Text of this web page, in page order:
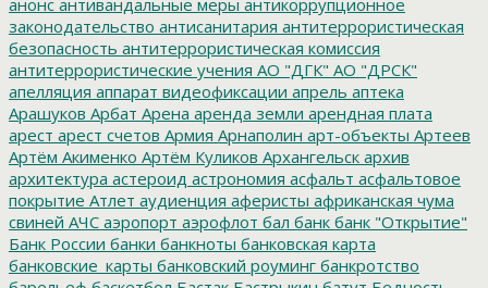
законодательство антисанитария антитеррористическая
безопасность антитеррористическая комиссия
антитеррористические учения АО "ДГК" АО "ДРСК"
апелляция аппарат видеофиксации апрель аптека
Арашуков Арбат Арена аренда земли арендная плата
арест арест счетов Армия Арнаполин арт-объекты Артеев
Артём Акименко Артём Куликов Архангельск архив
архитектура астероид астрономия асфальт асфальтовое
покрытие Атлет аудиенция аферисты африканская чума
свиней АЧС аэропорт аэрофлот бал банк банк "Открытие"
Банк России банки банкноты банковская карта
банковские_карты банковский роуминг банкротство